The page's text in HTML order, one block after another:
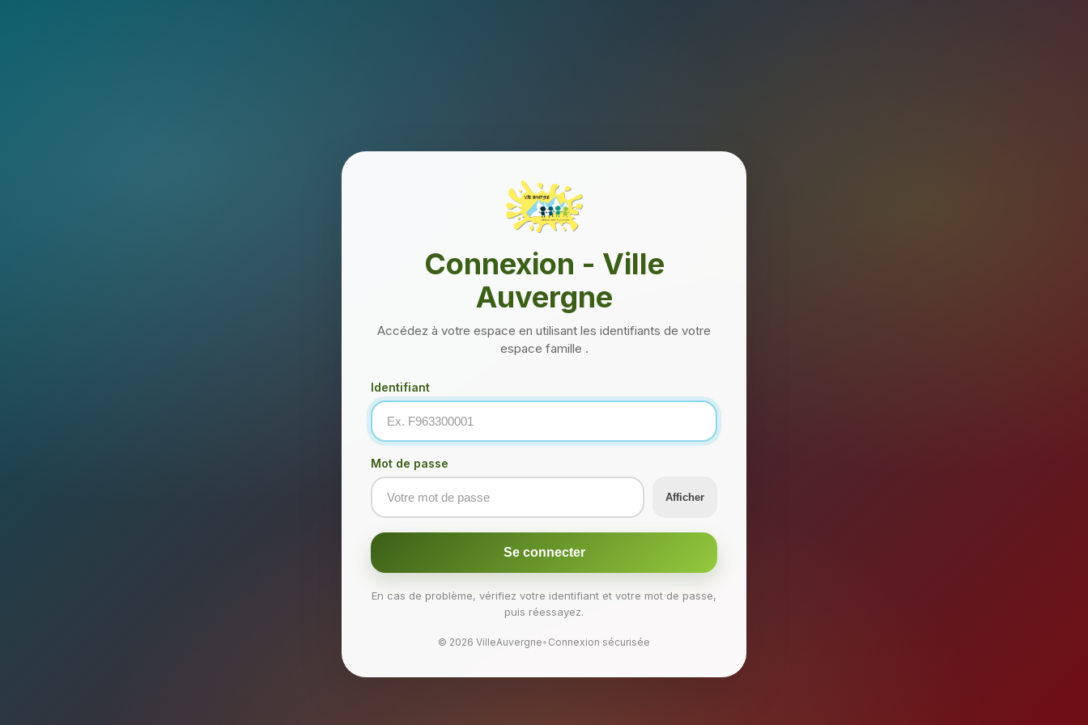
Connexion - Ville
Auvergne
Accédez à votre espace en utilisant les identifiants de votre
espace famille .
Identifiant
Mot de passe
Afficher
Se connecter
En cas de problème, vérifiez votre identifiant et votre mot de passe,
puis réessayez.
© 2026 VilleAuvergne• Connexion sécurisée